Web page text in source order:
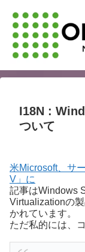
I18N :
ついて
米Microsoft、サ
V」に
記事はWindows
Virtualizationの
かれています。
ただ私的には、